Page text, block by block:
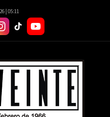
| 05:11